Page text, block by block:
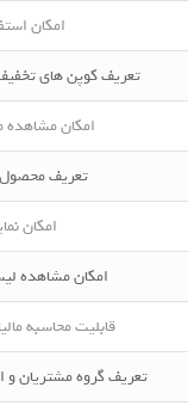
امکان
تعریف کوپن های
امکان
تعریف
امکان
امکان مشاهده
قابلیت محاسبه
تعریف گروه مشتریان